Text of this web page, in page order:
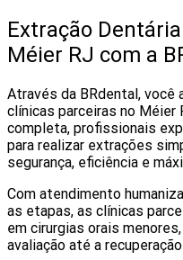
Extração
Méier RJ com a
Através da BRdental, você
clínicas parceiras no
completa, profissionais
para realizar extrações
segurança, eficiência e
Com atendimento
as etapas, as clínicas
em cirurgias orais
avaliação até a